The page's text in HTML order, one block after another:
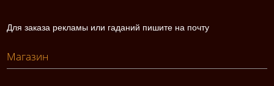
Для заказа рекламы или гаданий пишите на почту
Магазин